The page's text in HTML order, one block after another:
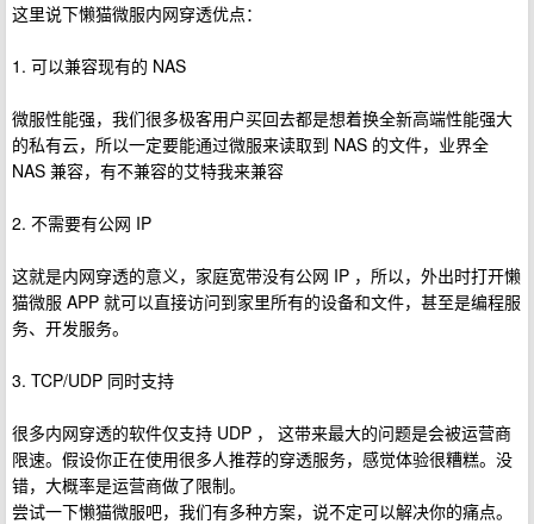
这里说下懒猫微服内网穿透优点：
1. 可以兼容现有的 NAS
微服性能强，我们很多极客用户买回去都是想着换全新高端性能强大
的私有云，所以一定要能通过微服来读取到 NAS 的文件，业界全
NAS 兼容，有不兼容的艾特我来兼容
2. 不需要有公网 IP
这就是内网穿透的意义，家庭宽带没有公网 IP ，所以，外出时打开懒
猫微服 APP 就可以直接访问到家里所有的设备和文件，甚至是编程服
务、开发服务。
3. TCP/UDP 同时支持
很多内网穿透的软件仅支持 UDP ， 这带来最大的问题是会被运营商
限速。假设你正在使用很多人推荐的穿透服务，感觉体验很糟糕。没
错，大概率是运营商做了限制。
尝试一下懒猫微服吧，我们有多种方案，说不定可以解决你的痛点。